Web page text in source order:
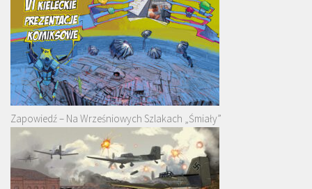
Zapowiedź – Na Wrześniowych Szlakach „Śmiały”